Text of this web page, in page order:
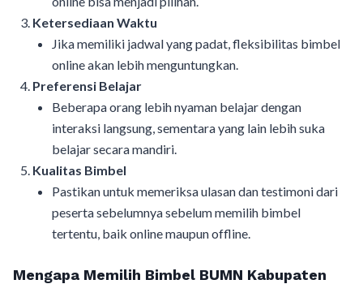
Ketersediaan Waktu
Jika memiliki jadwal yang padat, fleksibilitas bimbel
online akan lebih menguntungkan.
Preferensi Belajar
Beberapa orang lebih nyaman belajar dengan
interaksi langsung, sementara yang lain lebih suka
belajar secara mandiri.
Kualitas Bimbel
Pastikan untuk memeriksa ulasan dan testimoni dari
peserta sebelumnya sebelum memilih bimbel
tertentu, baik online maupun offline.
Mengapa Memilih Bimbel BUMN Kabupaten